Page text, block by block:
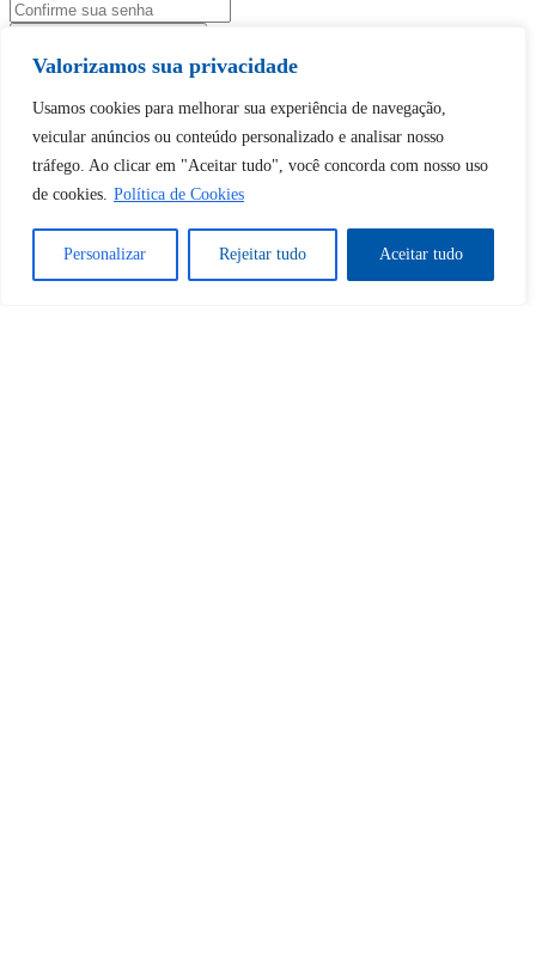
Valorizamos sua privacidade
Usamos cookies para melhorar sua experiência de navegação,
veicular anúncios ou conteúdo personalizado e analisar nosso
tráfego. Ao clicar em "Aceitar tudo", você concorda com nosso uso
de cookies. Política de Cookies
Personalizar Rejeitar tudo Aceitar tudo
Tem uma conta?Faça login aqui
Continuar com Google